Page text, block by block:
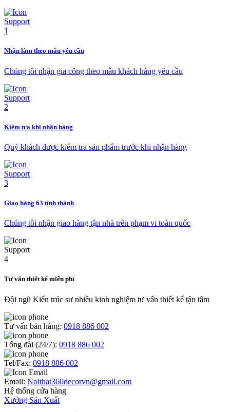
Nhận làm theo mẫu yêu cầu
Chúng tôi nhận gia công theo mẫu khách hàng yêu cầu
Kiểm tra khi nhận hàng
Quý khách được kiểm tra sản phẩm trước khi nhận hàng
Giao hàng 63 tỉnh thành
Chúng tôi nhận giao hàng tận nhà trên phạm vi toàn quốc
Tư vấn thiết kế miễn phí
Đội ngũ Kiến trúc sư nhiều kinh nghiệm tư vấn thiết kế tận tâm
Tư vấn bán hàng: 0918 886 002
Tổng đài (24/7): 0918 886 002
Tel/Fax: 0918 886 002
Email: Noithat360decorvn@gmail.com
Hệ thống cửa hàng
Xưởng Sản Xuất